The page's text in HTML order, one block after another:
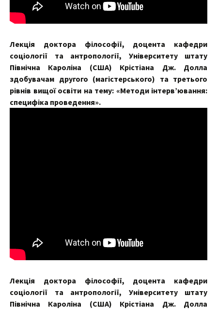
Лекція доктора філософії, доцента кафедри
соціології та антропології, Університету штату
Північна Кароліна (США) Крістіана Дж. Долла
здобувачам другого (магістерського) та третього
рівнів вищої освіти на тему: «Методи інтерв’ювання:
специфіка проведення».
Лекція доктора філософії, доцента кафедри
соціології та антропології, Університету штату
Північна Кароліна (США) Крістіана Дж. Долла